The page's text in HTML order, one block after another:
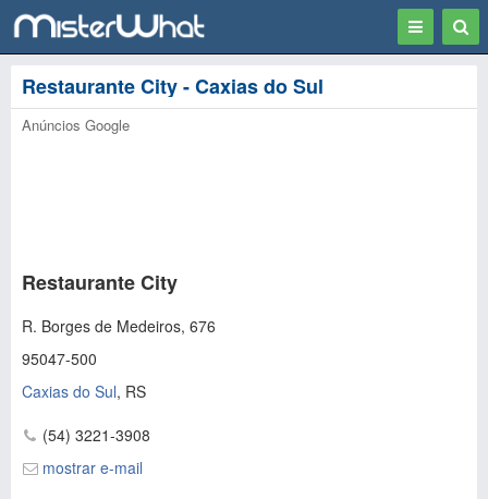
Toggle
Restaurante City - Caxias do Sul
Anúncios Google
Restaurante City
R. Borges de Medeiros, 676
95047-500
Caxias do Sul, RS
(54) 3221-3908
mostrar e-mail